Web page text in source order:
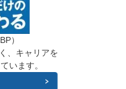
）
、キャリアを
います。